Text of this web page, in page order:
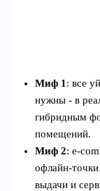
Миф 1 : все
нужны - в
гибридным
помещений.
Миф 2:
выдачи и